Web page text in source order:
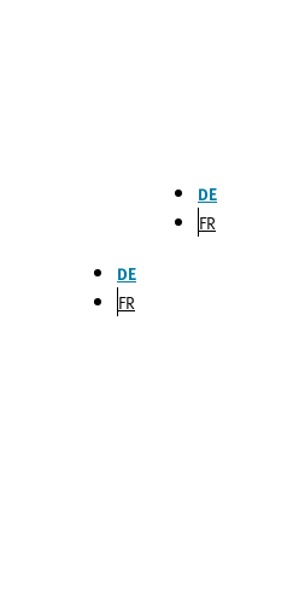
DE
FR
DE
FR